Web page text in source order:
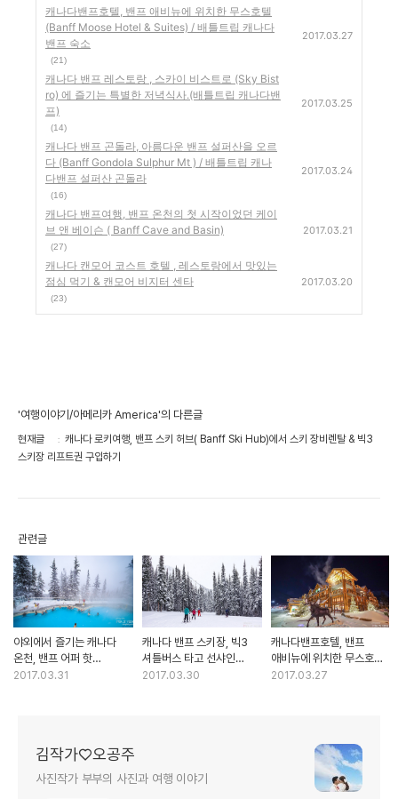
캐나다밴프호텔, 밴프 애비뉴에 위치한 무스호텔
(Banff Moose Hotel & Suites) / 배틀트립 캐나다
밴프 숙소
(21)
2017.03.27
캐나다 밴프 레스토랑 , 스카이 비스트로 (Sky Bist
ro) 에 즐기는 특별한 저녁식사.(배틀트립 캐나다밴
프)
(14)
2017.03.25
캐나다 밴프 곤돌라, 아름다운 밴프 설퍼산을 오르
다 (Banff Gondola Sulphur Mt ) / 배틀트립 캐나
다밴프 설퍼산 곤돌라
(16)
2017.03.24
캐나다 밴프여행, 밴프 온천의 첫 시작이었던 케이
브 앤 베이슨 ( Banff Cave and Basin)
(27)
2017.03.21
캐나다 캔모어 코스트 호텔 , 레스토랑에서 맛있는
점심 먹기 & 캔모어 비지터 센타
(23)
2017.03.20
'여행이야기/아메리카 America'의 다른글
현재글
캐나다 로키여행, 밴프 스키 허브( Banff Ski Hub)에서 스키 장비렌탈 & 빅3
스키장 리프트권 구입하기
관련글
야외에서 즐기는 캐나다
온천, 밴프 어퍼 핫
스프링스 Banff Upper
2017.03.31
캐나다 밴프 스키장, 빅3
셔틀버스 타고 선샤인
빌리지 스키장으로~
2017.03.30
캐나다밴프호텔, 밴프
애비뉴에 위치한 무스호텔
(Banff Moose Hotel &
2017.03.27
김작가♡오공주
사진작가 부부의 사진과 여행 이야기